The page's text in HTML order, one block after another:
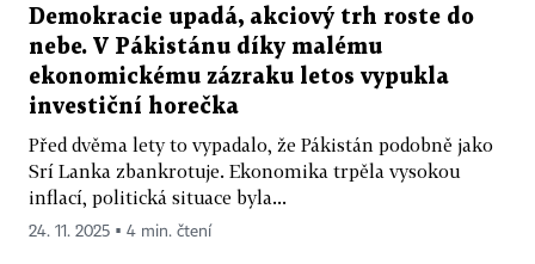
Demokracie upadá, akciový trh roste do
nebe. V Pákistánu díky malému
ekonomickému zázraku letos vypukla
investiční horečka
Před dvěma lety to vypadalo, že Pákistán podobně jako
Srí Lanka zbankrotuje. Ekonomika trpěla vysokou
inflací, politická situace byla...
24. 11. 2025 ▪ 4 min. čtení